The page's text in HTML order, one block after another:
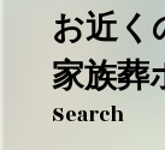
お近く
家族葬
Search